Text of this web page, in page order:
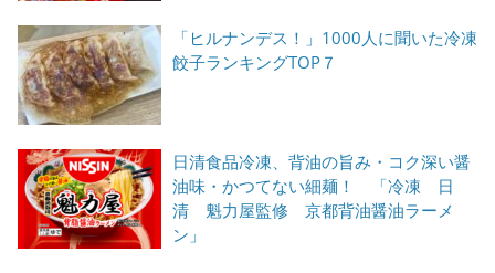
「ヒルナンデス！」1000人に聞いた冷凍
餃子ランキングTOP７
日清食品冷凍、背油の旨み・コク深い醤
油味・かつてない細麺！ 「冷凍 日
清 魁力屋監修 京都背油醤油ラーメ
ン」